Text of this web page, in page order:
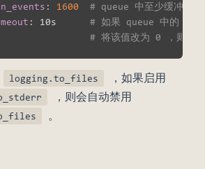
: 1600
# queue 中至少缓冲多
: 10s # 如果 queue 中的
# 将该值改为 0 ，则每
logging.to_files ，如果启用
，则会自动禁用
。